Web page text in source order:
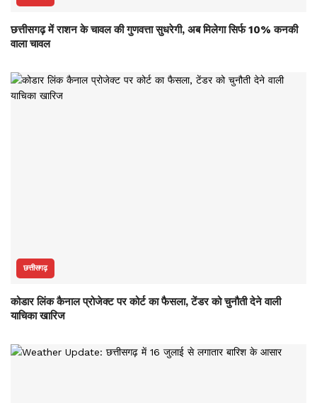
छत्तीसगढ़ में राशन के चावल की गुणवत्ता सुधरेगी, अब मिलेगा सिर्फ 10% कनकी
वाला चावल
छत्तीसगढ़
कोडार लिंक कैनाल प्रोजेक्ट पर कोर्ट का फैसला, टेंडर को चुनौती देने वाली
याचिका खारिज